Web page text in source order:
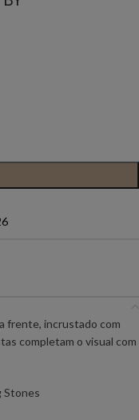
frente, incrustado com
completam o visual com
Stones